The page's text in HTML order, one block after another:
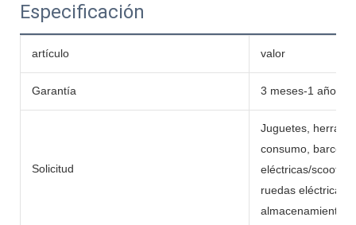
Especificación
artículo valor
Garantía 3 meses-1 año
Solicitud
Juguetes,
consumo, barcos,
eléctricas/
ruedas eléctricas,
almacenamiento